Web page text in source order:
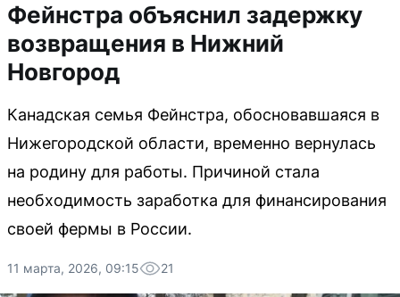
Фейнстра объяснил задержку
возвращения в Нижний
Новгород
Канадская семья Фейнстра, обосновавшаяся в
Нижегородской области, временно вернулась
на родину для работы. Причиной стала
необходимость заработка для финансирования
своей фермы в России.
11 марта, 2026, 09:15 21